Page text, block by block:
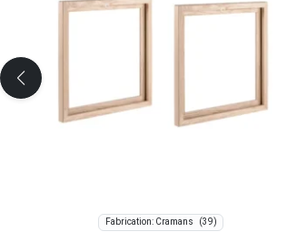
Fabrication: Cramans (39)